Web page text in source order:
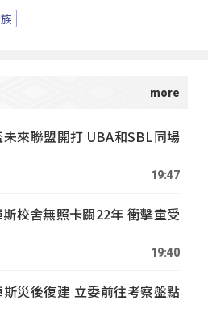
來聯盟開打 UBA和SBL同場
19:47
校舍無照卡關22年 衝擊童受
19:40
斯災後復建 立委前往考察盤點